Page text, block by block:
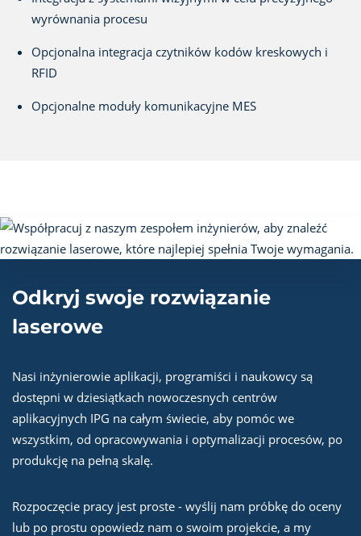
wyrównania procesu
Opcjonalna integracja czytników kodów kreskowych i
RFID
Opcjonalne moduły komunikacyjne MES
Odkryj swoje rozwiązanie
laserowe
Nasi inżynierowie aplikacji, programiści i naukowcy są
dostępni w dziesiątkach nowoczesnych centrów
aplikacyjnych IPG na całym świecie, aby pomóc we
wszystkim, od opracowywania i optymalizacji procesów, po
produkcję na pełną skalę.
Rozpoczęcie pracy jest proste - wyślij nam próbkę do oceny
lub po prostu opowiedz nam o swoim projekcie, a my